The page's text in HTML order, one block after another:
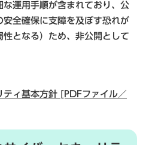
運用手順が含まれており、公
安全確保に支障を及ぼす恐れが
となる）ため、非公開として
ティ基本方針 [PDFファイル／